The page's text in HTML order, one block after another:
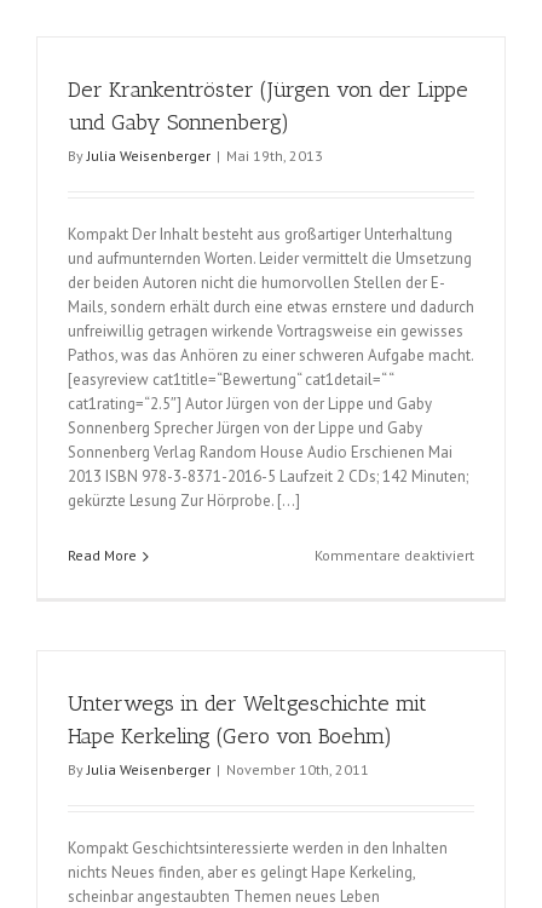
Der Krankentröster (Jürgen von der Lippe
und Gaby Sonnenberg)
ByJulia Weisenberger | Mai 19th, 2013
Kompakt Der Inhalt besteht aus großartiger Unterhaltung
und aufmunternden Worten. Leider vermittelt die Umsetzung
der beiden Autoren nicht die humorvollen Stellen der E-
Mails, sondern erhält durch eine etwas ernstere und dadurch
unfreiwillig getragen wirkende Vortragsweise ein gewisses
Pathos, was das Anhören zu einer schweren Aufgabe macht.
[easyreview cat1title=“Bewertung“ cat1detail=“ “
cat1rating=“2.5″] Autor Jürgen von der Lippe und Gaby
Sonnenberg Sprecher Jürgen von der Lippe und Gaby
Sonnenberg Verlag Random House Audio Erschienen Mai
2013 ISBN 978-3-8371-2016-5 Laufzeit 2 CDs; 142 Minuten;
gekürzte Lesung Zur Hörprobe. […]
Read More Kommentare deaktiviertfür
Unterwegs in der Weltgeschichte mit
Hape Kerkeling (Gero von Boehm)
ByJulia Weisenberger | November 10th, 2011
Kompakt Geschichtsinteressierte werden in den Inhalten
nichts Neues finden, aber es gelingt Hape Kerkeling,
scheinbar angestaubten Themen neues Leben